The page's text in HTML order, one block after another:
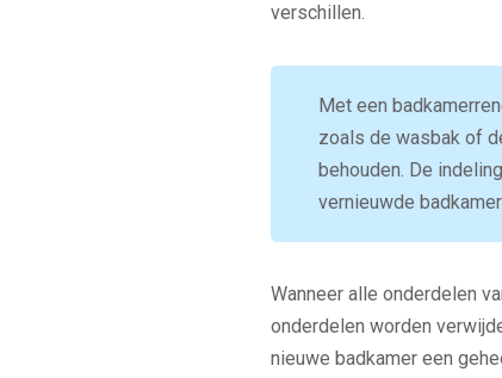
verschillen.
Met een
zoals de wasbak of
behouden. De
vernieuwde
Wanneer alle onderdelen
onderdelen worden
nieuwe badkamer een